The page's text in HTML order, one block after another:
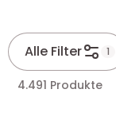
Alle Filter 1
4.491 Produkte